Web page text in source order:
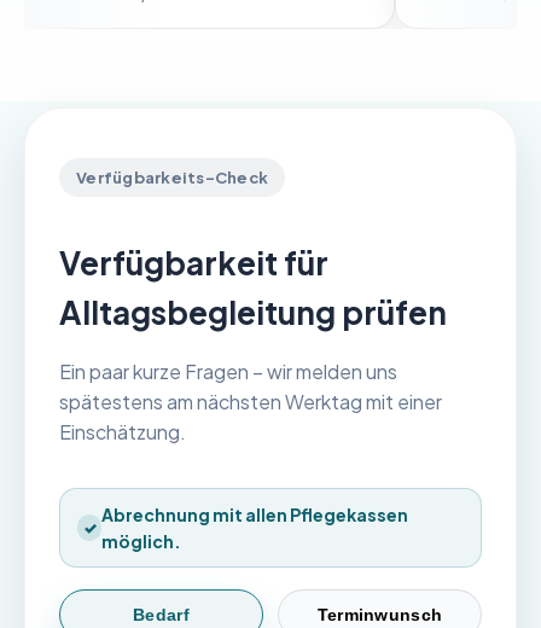
Verfügbarkeits-Check
Verfügbarkeit für
Alltagsbegleitung prüfen
Ein paar kurze Fragen – wir melden uns
spätestens am nächsten Werktag mit einer
Einschätzung.
Abrechnung mit allen Pflegekassen
möglich.
Bedarf Terminwunsch